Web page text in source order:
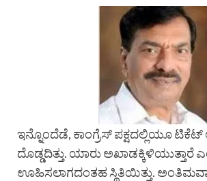
ಇನ್ನೊಂದೆಡೆ, ಕಾಂಗ್ರೆಸ್ ಪಕ್ಷದಲ್ಲಿಯೂ ಟಿಕೆಟ್
ದೊಡ್ಡದಿತ್ತು. ಯಾರು ಅಖಾಡಕ್ಕಿಳಿಯುತ್ತಾರೆ
ಊಹಿಸಲಾಗದಂತಹ ಸ್ಥಿತಿಯಿತ್ತು.